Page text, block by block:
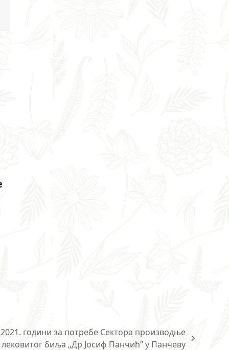
години за потребе Сектора производње
биља „Др Јосиф Панчић’’ у Панчеву